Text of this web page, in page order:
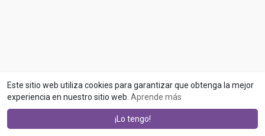
Este sitio web utiliza cookies para garantizar que obtenga la mejor
experiencia en nuestro sitio web. Aprende más
¡Lo tengo!